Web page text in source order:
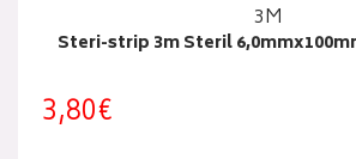
3M
Steri-strip 3m Steril
3,80€